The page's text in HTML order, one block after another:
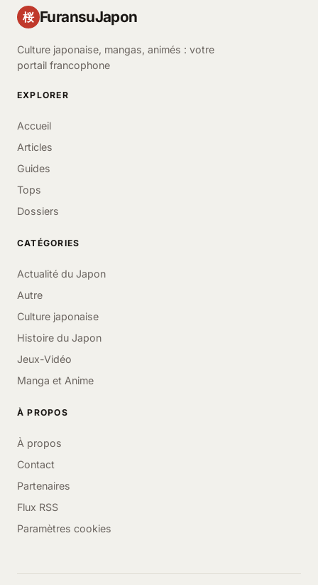
桜 FuransuJapon
Culture japonaise, mangas, animés : votre
portail francophone
EXPLORER
Accueil
Articles
Guides
Tops
Dossiers
CATÉGORIES
Actualité du Japon
Autre
Culture japonaise
Histoire du Japon
Jeux-Vidéo
Manga et Anime
À PROPOS
À propos
Contact
Partenaires
Flux RSS
Paramètres cookies